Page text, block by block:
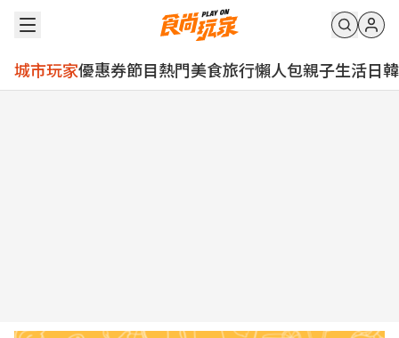
城市玩家優惠券節目熱門美食旅行懶人包親子生活日韓